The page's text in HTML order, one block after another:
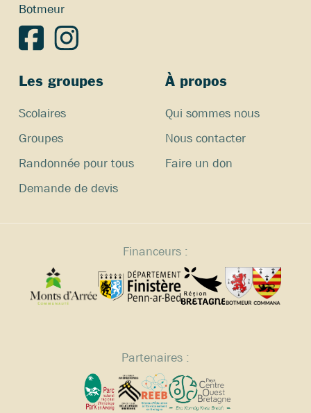
Botmeur
Les groupes
Scolaires
Groupes
Randonnée pour tous
Demande de devis
À propos
Qui sommes nous
Nous contacter
Faire un don
Financeurs :
Partenaires :